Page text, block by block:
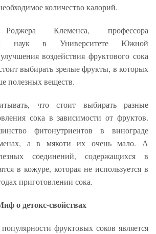
количество калорий.
Клеменса, профессора
наук в Университете Южной
воздействия фруктового сока
выбирать зрелые фрукты, в которых
полезных веществ.
что стоит выбирать разные
сока в зависимости от фруктов.
фитонутриентов в винограде
а в мякоти их очень мало. А
соединений, содержащихся в
в кожуре, которая не используется в
приготовлении сока.
о детокс-свойствах
фруктовых соков является